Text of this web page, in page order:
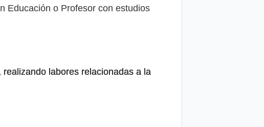
Educación o Profesor con estudios
labores relacionadas a la